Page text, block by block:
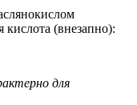
кислота (внезапно):
для